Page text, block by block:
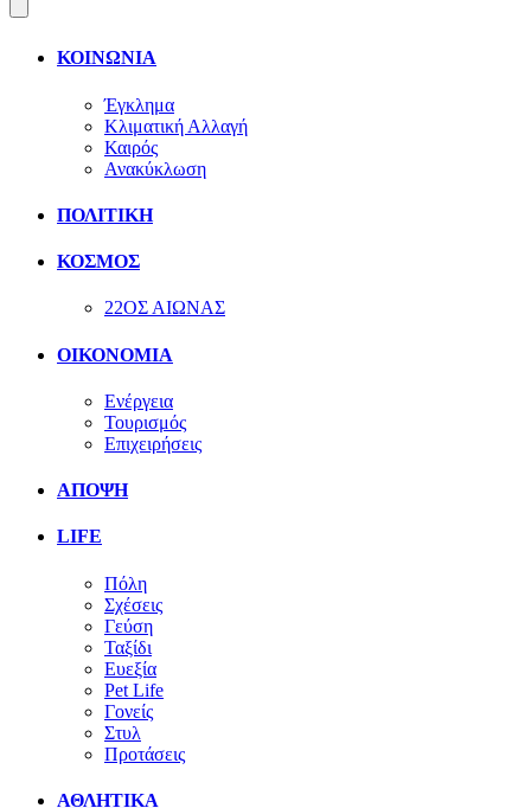
ΚΟΙΝΩΝΙΑ
Έγκλημα
Κλιματική Αλλαγή
Καιρός
Ανακύκλωση
ΠΟΛΙΤΙΚΗ
ΚΟΣΜΟΣ
22ΟΣ ΑΙΩΝΑΣ
ΟΙΚΟΝΟΜΙΑ
Ενέργεια
Τουρισμός
Επιχειρήσεις
ΑΠΟΨΗ
LIFE
Πόλη
Σχέσεις
Γεύση
Ταξίδι
Ευεξία
Pet Life
Γονείς
Στυλ
Προτάσεις
ΑΘΛΗΤΙΚΑ